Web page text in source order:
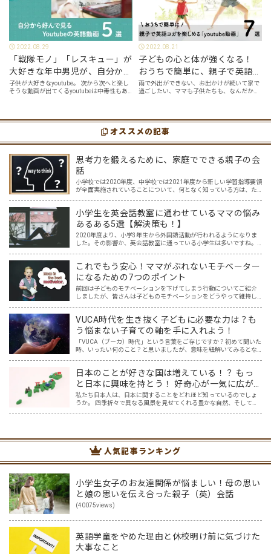
2022.08.29
「戦隊モノ」「レスキュー」が
大好きな年中男児が、自分から
好んで見るyoutube英語動画５
選
子供が大好きなyoutube。 次から次へと楽し
そうな動画が出てくるyoutubeは中毒性もあ
youtubeやゲーム、アプリだ…
2022.08.21
子どもの心と体が強くなる！
おうちで簡単に、親子で英語ヨ
ガを楽しめる「youtube動画」
７選
雨で外出ができない、お出かけが続いて家で
過ごしたい、ママも子供たちも、なんだか疲
スメの「youtube動画」を紹介します…
オススメの記事
思考力を鍛えるために、家庭でできる親子の会
話
小学校では2020年度、中学校では2021年度から新しい学習指導要領
が全面実施されていることについて、何となく知っている方は、た
小学生を英会話教室に通わせているママの悩み
あるある5選【解決策も！】
2020年度より、小学3年生から外国語活動が行われるようになりま
した。その影響か、英会話教室に通っている小学生は多いですね。
これでもう安心！ママがぶれないモチベーター
になるための7つのポイント
前回は子どものモチベーションを下げてしまう行動についてご紹介
しましたが、皆さんは子どものモチベーションをどうやって維持し
VUCA時代を生き抜く子どもに必要な力は？も
う悩まない子育ての軸を手に入れよう！
「VUCA（ブーカ）時代」という言葉をご存じですか？初めて聞いた
時、いったい何のこと？と思いましたが、意味を紐解いてみるとな
日本のことが好きな国は増えている！？ もっ
と日本に興味を持とう！ 好奇心が一気に広が
る魔法のツール「Google Map」日本編
私たち日本人は、日本に関することをどれほど知っているのでしょ
うか。 四季折々で異なる風景を見せてくれる豊かな自然、そしてそ
人気記事ランキング
小学生女子のお友達関係が悩ましい！母の思い
と娘の思いを伝え合った親子（英）会話
(40075views)
英語学童をやめた理由と休校明け前に気づけた
大事なこと